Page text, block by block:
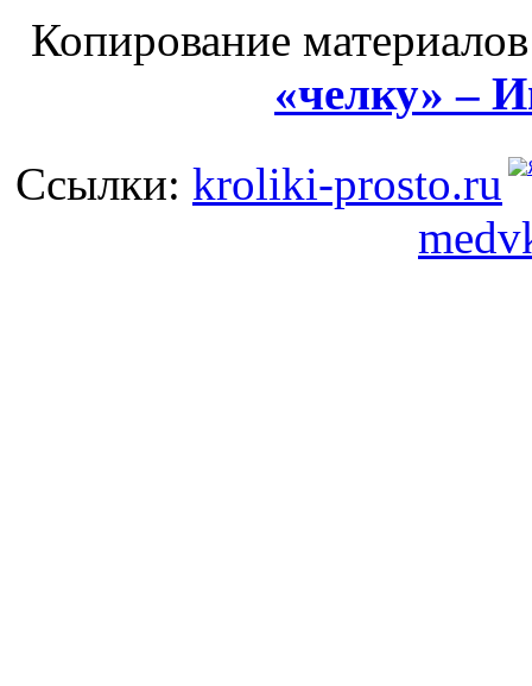
Копирование
«челку» –
Ссылки: kroliki-prosto.ru